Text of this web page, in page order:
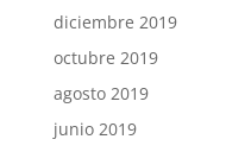
diciembre 2019
octubre 2019
agosto 2019
junio 2019